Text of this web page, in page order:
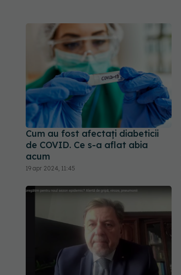
Cum au fost afectați diabeticii
de COVID. Ce s-a aflat abia
acum
19 apr 2024, 11:45